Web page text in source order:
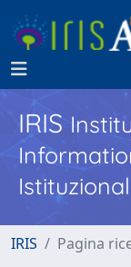
IRIS
IRIS Pagina